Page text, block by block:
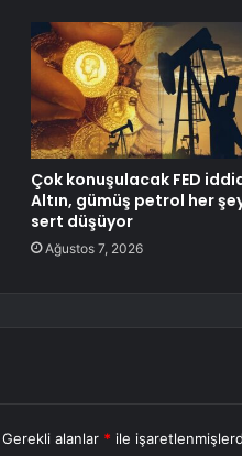
Çok konuşulacak FED
Altın, gümüş petrol her
sert düşüyor
Ağustos 7, 2026
Gerekli alanlar * ile